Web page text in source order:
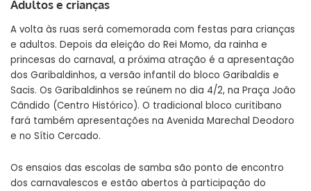
Adultos e crianças
A volta às ruas será comemorada com festas para crianças
e adultos. Depois da eleição do Rei Momo, da rainha e
princesas do carnaval, a próxima atração é a apresentação
dos Garibaldinhos, a versão infantil do bloco Garibaldis e
Sacis. Os Garibaldinhos se reúnem no dia 4/2, na Praça João
Cândido (Centro Histórico). O tradicional bloco curitibano
fará também apresentações na Avenida Marechal Deodoro
e no Sítio Cercado.
Os ensaios das escolas de samba são ponto de encontro
dos carnavalescos e estão abertos à participação do